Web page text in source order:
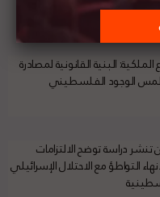
البنية القانونية لمصادرة
الوجود الفلسطيني
دراسة توضح الالتزامات
التواطؤ مع الاحتلال الإسرائيلي